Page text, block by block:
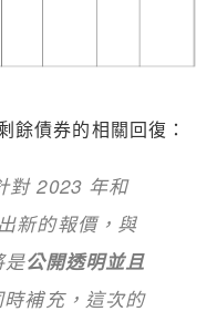
債券的相關回復：
對 2023 年和
新的報價，與
是公開透明並且
補充，這次的